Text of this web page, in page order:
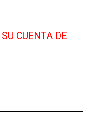
SU CUENTA DE